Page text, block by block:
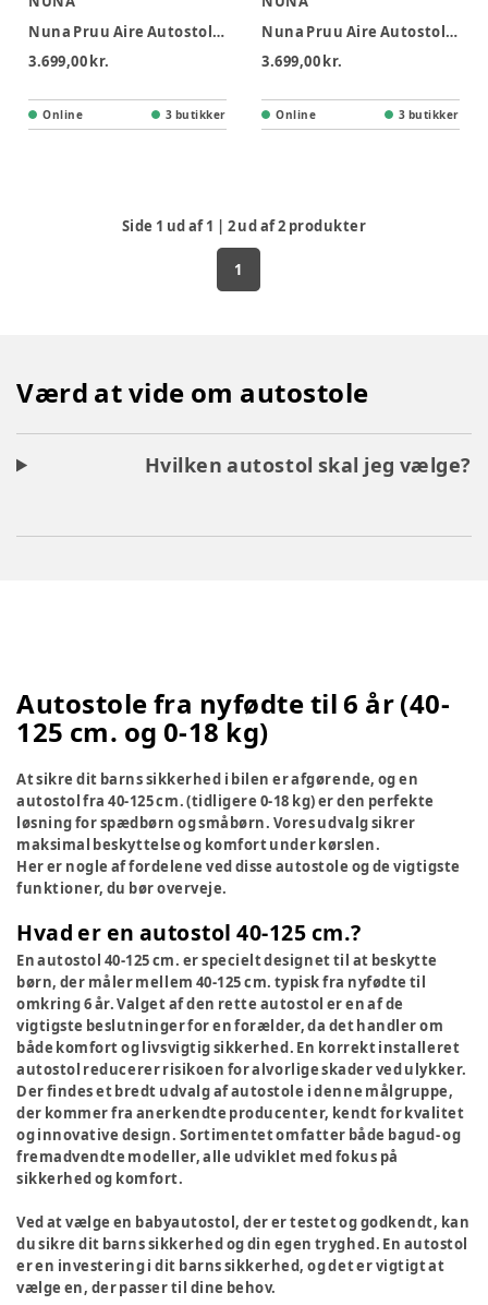
Nuna Pruu Aire Autostol - Ceder
3.699,00 kr.
Online 3 butikker
Nuna Pruu Aire Autostol - Caviar
3.699,00 kr.
Online 3 butikker
Side 1 ud af1 | 2ud af2 produkter
1
Værd at vide om autostole
Hvilken autostol skal jeg vælge?
Autostole fra nyfødte til 6 år (40-
125 cm. og 0-18 kg)
At sikre dit barns sikkerhed i bilen er afgørende, og en
autostol fra 40-125 cm. (tidligere 0-18 kg) er den perfekte
løsning for spædbørn og småbørn. Vores udvalg sikrer
maksimal beskyttelse og komfort under kørslen.
Her er nogle af fordelene ved disse autostole og de vigtigste
funktioner, du bør overveje.
Hvad er en autostol 40-125 cm.?
En autostol 40-125 cm. er specielt designet til at beskytte
børn, der måler mellem 40-125 cm. typisk fra nyfødte til
omkring 6 år. Valget af den rette autostol er en af de
vigtigste beslutninger for en forælder, da det handler om
både komfort og livsvigtig sikkerhed. En korrekt installeret
autostol reducerer risikoen for alvorlige skader ved ulykker.
Der findes et bredt udvalg af autostole i denne målgruppe,
der kommer fra anerkendte producenter, kendt for kvalitet
og innovative design. Sortimentet omfatter både bagud- og
fremadvendte modeller, alle udviklet med fokus på
sikkerhed og komfort.
Ved at vælge en babyautostol, der er testet og godkendt, kan
du sikre dit barns sikkerhed og din egen tryghed. En autostol
er en investering i dit barns sikkerhed, og det er vigtigt at
vælge en, der passer til dine behov.